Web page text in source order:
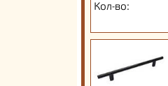
Кол-во: